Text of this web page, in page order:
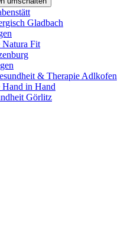
Gladbach
Natura Fit
& Therapie Adlkofen
Hand in Hand
Görlitz